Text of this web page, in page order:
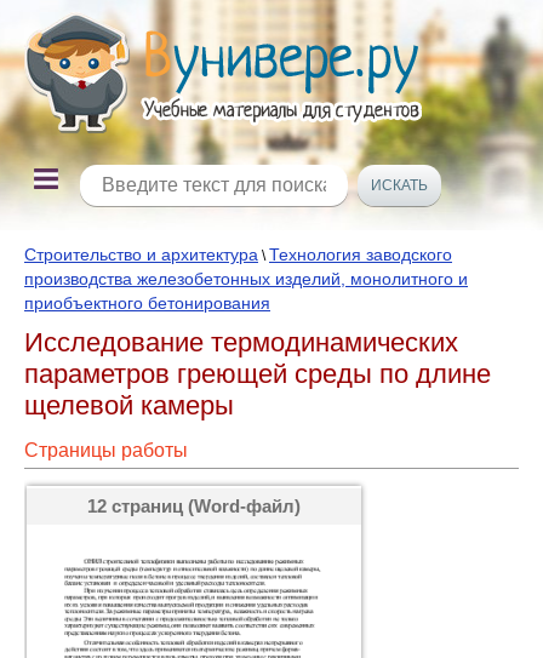
Строительство и архитектура \Технология заводского
производства железобетонных изделий, монолитного и
приобъектного бетонирования
Исследование термодинамических
парамет­ров греющей среды по длине
щелевой камеры
Страницы работы
12 страниц (Word-файл)